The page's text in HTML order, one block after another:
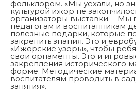
фольклором. «Мы уехали, но
культурой ижор не
организаторы выставки. – Мы
педагогам и воспитанникам
полезные подарки, которые
закрепить знания. Это и
«Ижорские узоры», чтобы
свои орнаменты. Это и
закрепления исторического
форме. Методические
воспитателям проводить в
занятия».